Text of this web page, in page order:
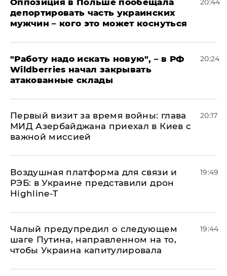
депортировать часть украинских
мужчин – кого это может коснуться
"Работу надо искать новую", – в РФ
Wildberries начал закрывать
атакованные склады
20:24
Первый визит за время войны: глава
МИД Азербайджана приехал в Киев с
важной миссией
20:17
Воздушная платформа для связи и
РЭБ: в Украине представили дрон
Highline-T
19:49
Чалый предупредил о следующем
шаге Путина, направленном на то,
чтобы Украина капитулировала
19:44